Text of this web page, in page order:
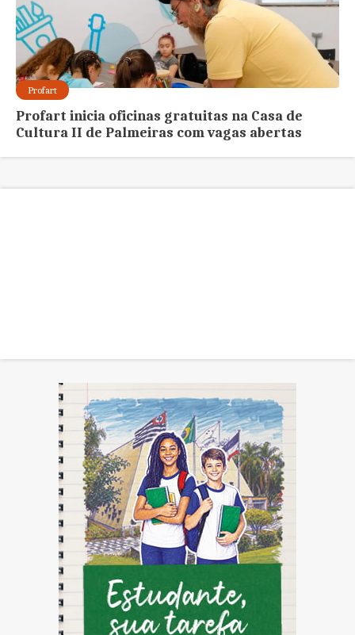
Profart
Profart inicia oficinas gratuitas na Casa de
Cultura II de Palmeiras com vagas abertas